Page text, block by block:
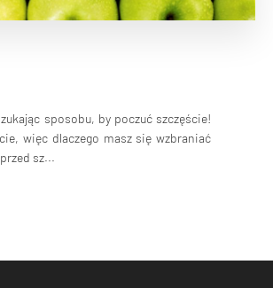
sposobu, by poczuć szczęście!
więc dlaczego masz się wzbraniać
sz...